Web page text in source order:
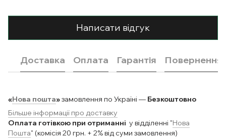
Написати відгук
Доставка Оплата Гарантія Повернення
«Нова пошта»замовлення по Україні — Безкоштовно
Більше інформації про доставку
Оплата готівкою при отриманні у відділенні "Нова
Пошта" (комісія 20 грн. + 2% від суми замовлення)